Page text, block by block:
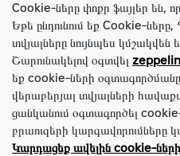
Պահեստամասի Համարը
Բրենդ
Սարքավորման Տեսակը
Անվադողի Տեսակը
Չափս
ԻՄԱՆԱԼ
Cookie-ները փոքր ֆայլեր են,
Եթե ​​ընդունում եք Cookie-
տվյալները նույնպես կմշակվեն
Շարունակելով օգտվել
եք cookie-ների օգտագործմանը
վերաբերյալ տվյալների
ցանկանում օգտագործել
բրաուզերի կարգավորումները
Կարդացեք ավելին cookie-ների